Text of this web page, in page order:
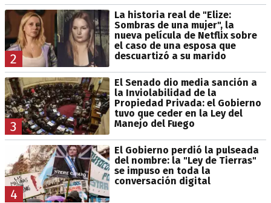
2
La historia real de "Elize:
Sombras de una mujer", la
nueva película de Netflix sobre
el caso de una esposa que
descuartizó a su marido
3
El Senado dio media sanción a
la Inviolabilidad de la
Propiedad Privada: el Gobierno
tuvo que ceder en la Ley del
Manejo del Fuego
4
El Gobierno perdió la pulseada
del nombre: la "Ley de Tierras"
se impuso en toda la
conversación digital